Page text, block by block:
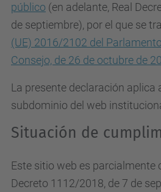
público (en adelante, Real
de septiembre), por el que se
(UE) 2016/2102 del
Consejo, de 26 de octubre de
La presente declaración aplica
subdominio del web
Situación de
Este sitio web es parcialmente
Decreto 1112/2018, de 7 de